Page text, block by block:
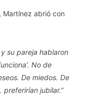
Martínez abrió con
su pareja hablaron
No de
De miedos. De
jubilar.”